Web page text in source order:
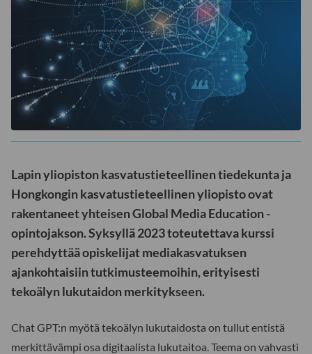
Lapin yliopiston kasvatustieteellinen tiedekunta ja
Hongkongin kasvatustieteellinen yliopisto ovat
rakentaneet yhteisen Global Media Education -
opintojakson. Syksyllä 2023 toteutettava kurssi
perehdyttää opiskelijat mediakasvatuksen
ajankohtaisiin tutkimusteemoihin, erityisesti
tekoälyn lukutaidon merkitykseen.
Chat GPT:n myötä tekoälyn lukutaidosta on tullut entistä
merkittävämpi osa digitaalista lukutaitoa. Teema on vahvasti